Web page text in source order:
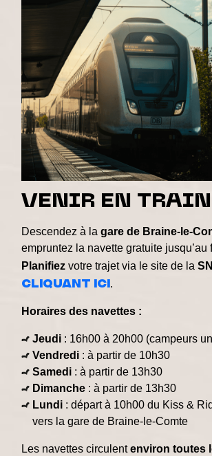
VENIR EN TRAIN
Descendez à lagare de Braine-le-
empruntez la navette gratuite jusqu’au
Planifiez votre trajet via le site de la
cliquant ici.
Horaires des navettes :
Jeudi : 16h00 à 20h00 (campeurs
Vendredi : à partir de 10h30
Samedi : à partir de 13h30
Dimanche : à partir de 13h30
Lundi : départ à 10h00 du Kiss &
vers la gare de Braine-le-Comte
Les navettes circulentenviron toutes